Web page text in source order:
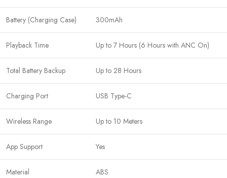
Battery (Charging Case) 300mAh
Playback Time Up to 7 Hours (6 Hours with ANC On)
Total Battery Backup Up to 28 Hours
Charging Port USB Type-C
Wireless Range Up to 10 Meters
App Support Yes
Material ABS